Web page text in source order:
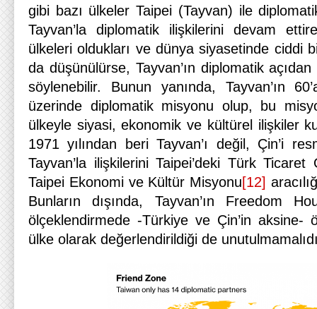
gibi bazı ülkeler Taipei (Tayvan) ile
Tayvan’la diplomatik ilişkilerini devam
ülkeleri oldukları ve dünya siyasetinde ciddi
da düşünülürse, Tayvan’ın diplomatik
söylenebilir. Bunun yanında, Tayvan’ın
üzerinde diplomatik misyonu olup, bu
ülkeyle siyasi, ekonomik ve kültürel ilişkiler
1971 yılından beri Tayvan’ı değil, Çin’i
Tayvan’la ilişkilerini Taipei’deki Türk Ticaret
Taipei Ekonomi ve Kültür Misyonu[12]
Bunların dışında, Tayvan’ın Freedom
ölçeklendirmede -Türkiye ve Çin’in aksine-
ülke olarak değerlendirildiği de